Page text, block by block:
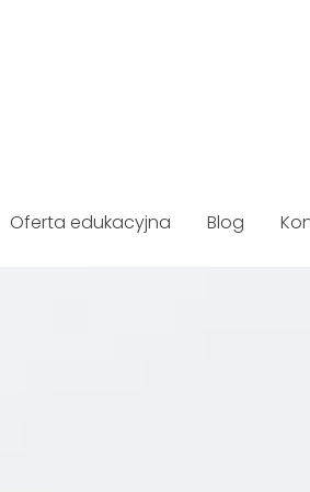
Oferta edukacyjna Blog